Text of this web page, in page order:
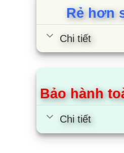
Rẻ hơn
Chi tiết
Bảo hành
Chi tiết